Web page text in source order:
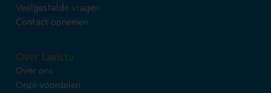
Veelgestelde vragen
Contact opnemen
Over Lavista
Over ons
Onze voordelen